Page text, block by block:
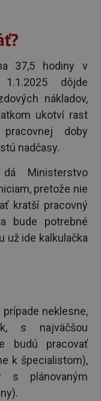
37,5 hodiny v
dôjde
nákladov,
ukotví rast
doby
nadčasy.
Ministerstvo
pretože nie
kratší pracovný
bude potrebné
už ide kalkulačka
neklesne,
s najväčšou
budú pracovať
k špecialistom),
s plánovaným